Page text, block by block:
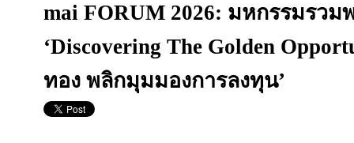
mai FORUM 2026: มหกรรมรวม
‘Discovering The Golden
ทอง พลิกมุมมองการลงทุน’